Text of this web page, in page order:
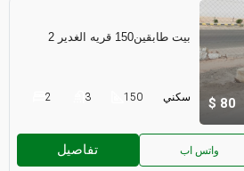
80
بيت طابقين150 قريه الغدير 2
2 3 150 سكني
تفاصيل واتس اب